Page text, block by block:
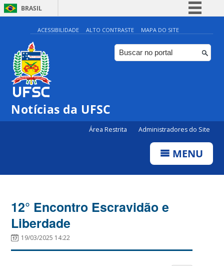
BRASIL
Simplifique!
Comunica BR
Participe
ACESSIBILIDADE ALTO CONTRASTE MAPA DO SITE
Notícias da UFSC
Área Restrita Administradores do Site
MENU
12° Encontro Escravidão e
Liberdade
19/03/2025 14:22